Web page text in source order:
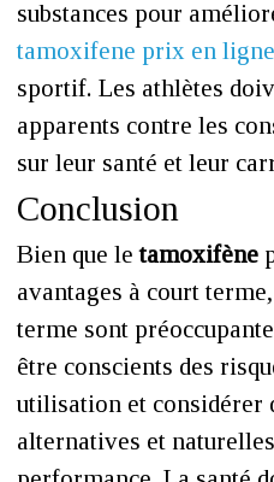
substances pour
tamoxifene prix en ligne
sportif. Les athlètes
apparents contre les
sur leur santé et leur
Conclusion
Bien que letamoxifène
avantages à court
terme sont
être conscients des
utilisation et considérer
alternatives et